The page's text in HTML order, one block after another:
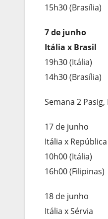
15h30 (Brasília)
7 de junho
Itália x Brasil
19h30 (Itália)
14h30 (Brasília)
Semana 2
17 de junho
Itália x
10h00 (Itália)
16h00 (Filipinas)
18 de junho
Itália x Sérvia